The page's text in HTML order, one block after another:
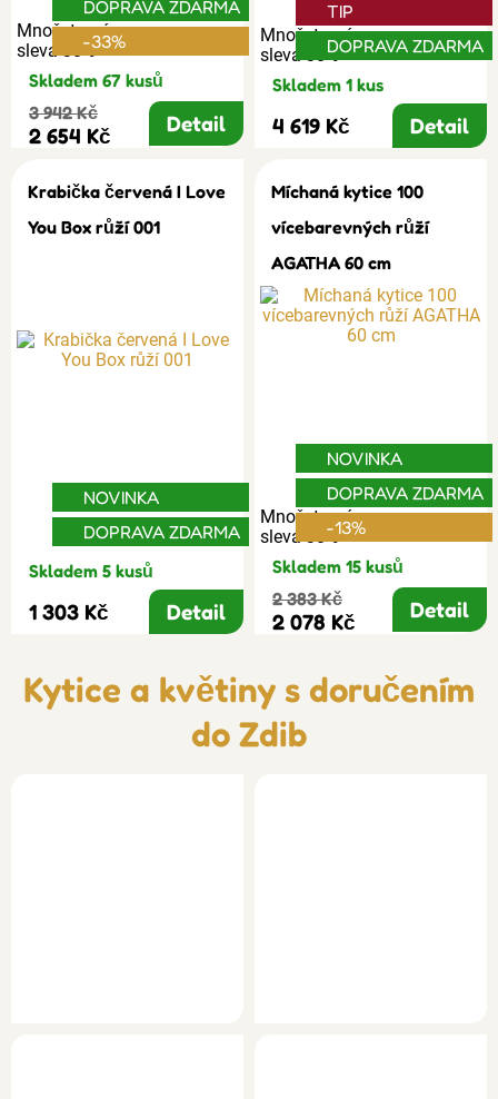
Množstevní
sleva 30%
DOPRAVA ZDARMA
-33%
Skladem 67 kusů
3 942 Kč
2 654 Kč Detail
Množstevní
sleva 30%
TIP
DOPRAVA ZDARMA
Skladem 1 kus
4 619 Kč Detail
Krabička červená I Love
You Box růží 001
NOVINKA
DOPRAVA ZDARMA
Skladem 5 kusů
1 303 Kč Detail
Míchaná kytice 100
vícebarevných růží
AGATHA 60 cm
Množstevní
sleva 30%
NOVINKA
DOPRAVA ZDARMA
-13%
Skladem 15 kusů
2 383 Kč
2 078 Kč Detail
Kytice a květiny s doručením
do Zdib